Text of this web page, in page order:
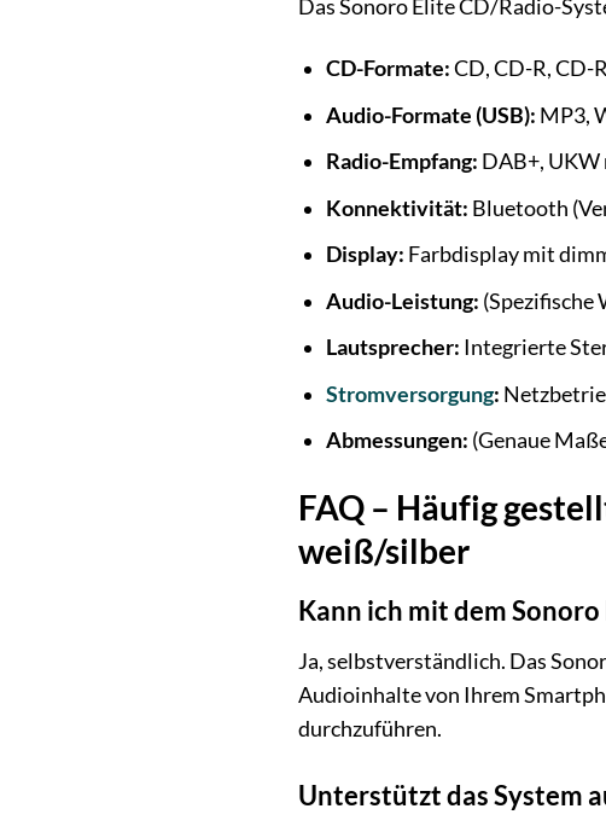
Das Sonoro Elite CD/Radio-
CD-Formate:CD, CD-R, CD-
Audio-Formate (USB): MP3,
Radio-Empfang: DAB+, UKW
Konnektivität: Bluetooth
Display: Farbdisplay mit
Audio-Leistung: (Spezifische
Lautsprecher: Integrierte
Stromversorgung:
Abmessungen: (Genaue
FAQ – Häufig
weiß/silber
Kann ich mit dem
Ja, selbstverständlich. Das
Audioinhalte von Ihrem
durchzuführen.
Unterstützt das System